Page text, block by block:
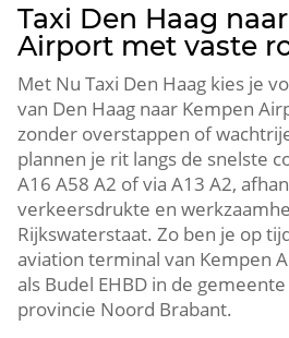
Taxi Den Haag
Airport met vaste
Met Nu Taxi Den Haag kies je
van Den Haag naar Kempen
zonder overstappen of
plannen je rit langs de snelste
A16 A58 A2 of via A13 A2,
verkeersdrukte en
Rijkswaterstaat. Zo ben je op
aviation terminal van Kempen
als Budel EHBD in de
provincie Noord Brabant.